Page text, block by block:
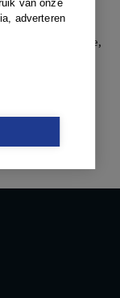
van onze
adverteren